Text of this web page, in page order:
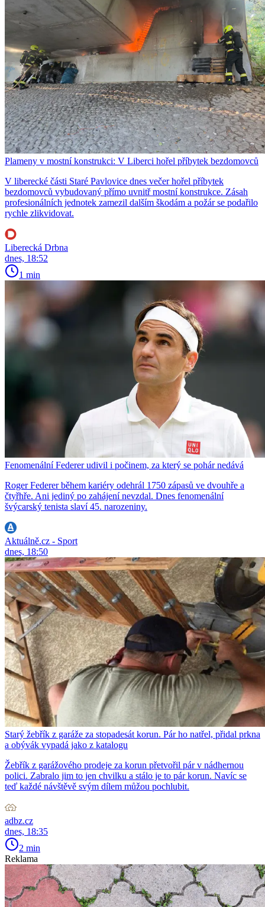
Plameny v mostní konstrukci: V Liberci hořel příbytek bezdomovců
V liberecké části Staré Pavlovice dnes večer hořel příbytek
bezdomovců vybudovaný přímo uvnitř mostní konstrukce. Zásah
profesionálních jednotek zamezil dalším škodám a požár se podařilo
rychle zlikvidovat.
Liberecká Drbna
dnes, 18:52
1 min
Fenomenální Federer udivil i počinem, za který se pohár nedává
Roger Federer během kariéry odehrál 1750 zápasů ve dvouhře a
čtyřhře. Ani jediný po zahájení nevzdal. Dnes fenomenální
švýcarský tenista slaví 45. narozeniny.
Aktuálně.cz - Sport
dnes, 18:50
Starý žebřík z garáže za stopadesát korun. Pár ho natřel, přidal prkna
a obývák vypadá jako z katalogu
Žebřík z garážového prodeje za korun přetvořil pár v nádhernou
polici. Zabralo jim to jen chvilku a stálo je to pár korun. Navíc se
teď každé návštěvě svým dílem můžou pochlubit.
adbz.cz
dnes, 18:35
2 min
Reklama